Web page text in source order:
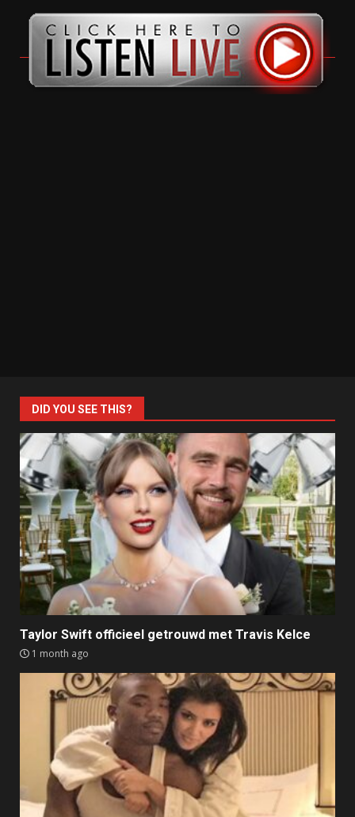
DID YOU SEE THIS?
Taylor Swift officieel getrouwd met Travis Kelce
1 month ago